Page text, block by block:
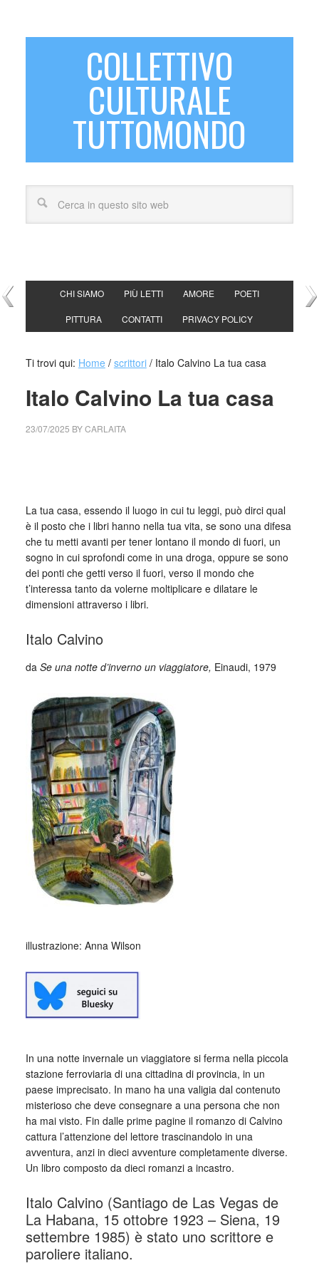
COLLETTIVO
CULTURALE
TUTTOMONDO
CHI SIAMO PIÙ LETTI AMORE POETI
PITTURA CONTATTI PRIVACY POLICY
Ti trovi qui: Home / scrittori /Italo Calvino La tua casa
Italo Calvino La tua casa
23/07/2025 BYCARLAITA
La tua casa, essendo il luogo in cui tu leggi, può dirci qual
è il posto che i libri hanno nella tua vita, se sono una difesa
che tu metti avanti per tener lontano il mondo di fuori, un
sogno in cui sprofondi come in una droga, oppure se sono
dei ponti che getti verso il fuori, verso il mondo che
t’interessa tanto da volerne moltiplicare e dilatare le
dimensioni attraverso i libri.
Italo Calvino
da Se una notte d’inverno un viaggiatore, Einaudi, 1979
illustrazione: Anna Wilson
In una notte invernale un viaggiatore si ferma nella piccola
stazione ferroviaria di una cittadina di provincia, in un
paese imprecisato. In mano ha una valigia dal contenuto
misterioso che deve consegnare a una persona che non
ha mai visto. Fin dalle prime pagine il romanzo di Calvino
cattura l’attenzione del lettore trascinandolo in una
avventura, anzi in dieci avventure completamente diverse.
Un libro composto da dieci romanzi a incastro.
Italo Calvino (Santiago de Las Vegas de
La Habana, 15 ottobre 1923 – Siena, 19
settembre 1985) è stato uno scrittore e
paroliere italiano.